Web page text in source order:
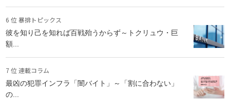
6 位 暴排トピックス
彼を知り己を知れば百戦殆うからず～トクリュウ・巨
額...
7 位 連載コラム
最凶の犯罪インフラ「闇バイト」～「割に合わない」
の...